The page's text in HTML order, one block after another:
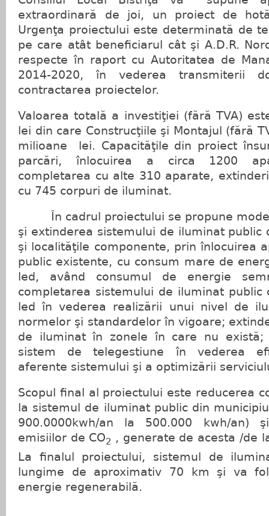
extraordinară de joi, un proiect de
Urgenţa proiectului este determinată de
pe care atât beneficiarul cât şi A.D.R.
respecte în raport cu Autoritatea de
2014-2020, în vederea transmiterii
contractarea proiectelor.
Valoarea totală a investiţiei (fără TVA)
lei din care Construcţiile şi Montajul (fără
milioane lei. Capacităţile din proiect
parcări, înlocuirea a circa 1200
completarea cu alte 310 aparate,
cu 745 corpuri de iluminat.
În cadrul proiectului se propune
şi extinderea sistemului de iluminat public
şi localităţile componente, prin înlocuirea
public existente, cu consum mare de
led, având consumul de energie
completarea sistemului de iluminat
led în vederea realizării unui nivel de
normelor şi standardelor în vigoare;
de iluminat în zonele în care nu există;
sistem de telegestiune în vederea
aferente sistemului şi a optimizării
Scopul final al proiectului este reducerea
la sistemul de iluminat public din
900.0000kwh/an la 500.000 kwh/an)
emisiilor de CO2 , generate de acesta /de
La finalul proiectului, sistemul de
lungime de aproximativ 70 km şi va
energie regenerabilă.